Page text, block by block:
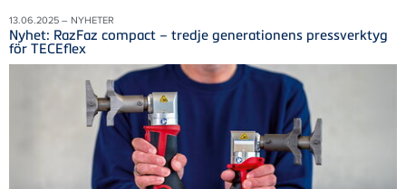
13.06.2025 – NYHETER
Nyhet: RazFaz compact – tredje generationens pressverktyg
för TECEflex